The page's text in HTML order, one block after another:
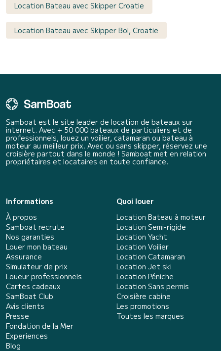
Location Bateau avec Skipper Croatie
Location Bateau avec Skipper Bol, Croatie
Samboat est le site leader de location de bateaux sur
internet. Avec + 50 000 bateaux de particuliers et de
professionnels, louez un voilier, catamaran ou bateau à
moteur au meilleur prix. Avec ou sans skipper, réservez une
croisière partout dans le monde ! Samboat met en relation
propriétaires et locataires en toute confiance.
Informations
À propos
Samboat recrute
Nos garanties
Louer mon bateau
Assurance
Simulateur de prix
Loueur professionnels
Cartes cadeaux
SamBoat Club
Avis clients
Presse
Fondation de la Mer
Experiences
Blog
Quoi louer
Location Bateau à moteur
Location Semi-rigide
Location Yacht
Location Voilier
Location Catamaran
Location Jet ski
Location Péniche
Location Sans permis
Croisière cabine
Les promotions
Toutes les marques